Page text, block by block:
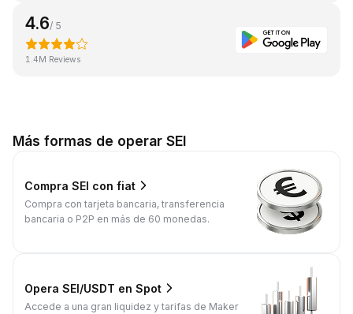
4.6/ 5
1.4M Reviews
Más formas de operar SEI
Compra SEI con fiat
Compra con tarjeta bancaria, transferencia
bancaria o P2P en más de 60 monedas.
Opera SEI/USDT en Spot
Accede a una gran liquidez y tarifas de Maker